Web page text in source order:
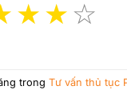
trong Tư vấn thủ tục